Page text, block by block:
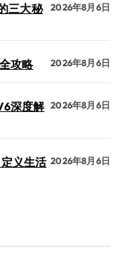
三大秘
2026年8月6日
攻略 2026年8月6日
深度解 2026年8月6日
义生活 2026年8月6日